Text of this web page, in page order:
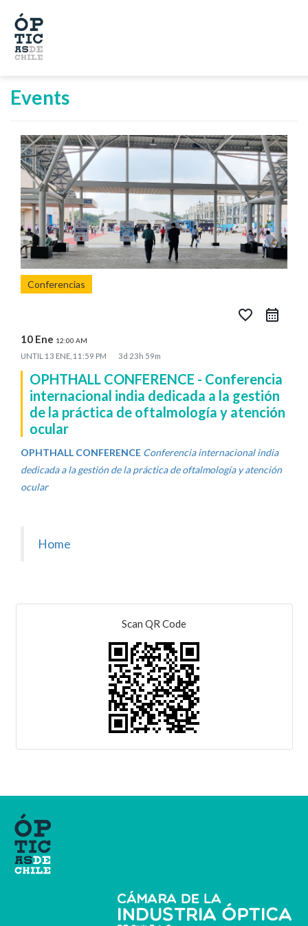
Events
Conferencias
favorite_border
10 Ene 12:00 AM
UNTIL 13 ENE, 11:59 PM 3d 23h 59m
OPHTHALL CONFERENCE - Conferencia
internacional india dedicada a la gestión
de la práctica de oftalmología y atención
ocular
OPHTHALL CONFERENCE Conferencia internacional india
dedicada a la gestión de la práctica de oftalmología y atención
ocular
Home
Scan QR Code